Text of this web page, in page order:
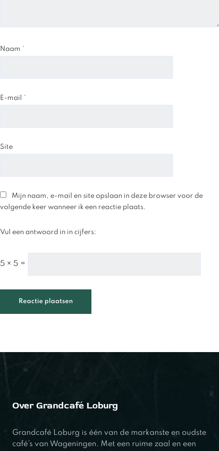
Naam *
E-mail *
Site
Mijn naam, e-mail en site opslaan in deze browser voor de
volgende keer wanneer ik een reactie plaats.
Vul een antwoord in in cijfers:
5 × 5 =
Over Grandcafé Loburg
Grandcafé Loburg is één van de markanste en oudste
café’s van Wageningen. Met een ruime zaal en een